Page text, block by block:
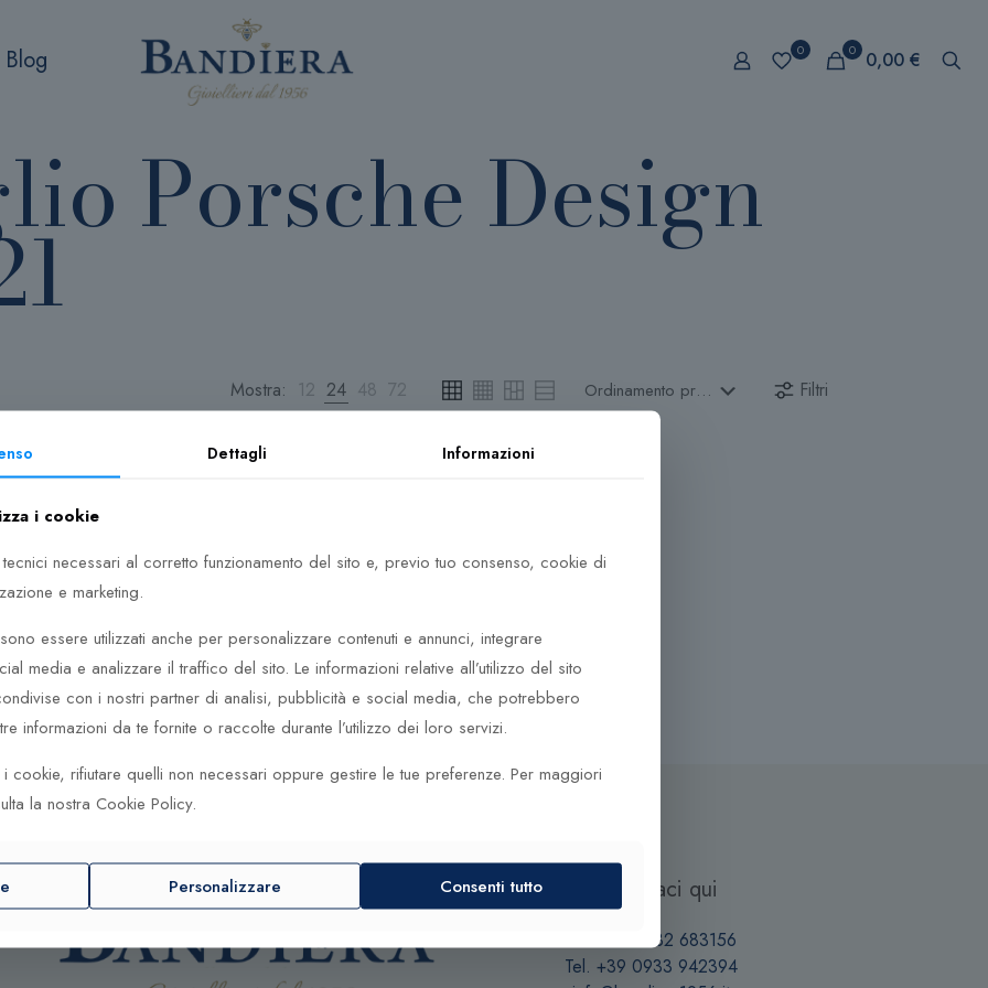
Blog 0 0 0,00 €
Porsche Design
Mostra: 12 24 48 72 Filtri
Contattaci qui
Tel. +39 0932 683156
Tel. +39 0933 942394
Dettagli Informazioni
i cookie
necessari al corretto funzionamento del sito e, previo tuo consenso, cookie di
e marketing.
essere utilizzati anche per personalizzare contenuti e annunci, integrare
media e analizzare il traffico del sito. Le informazioni relative all’utilizzo del sito
con i nostri partner di analisi, pubblicità e social media, che potrebbero
informazioni da te fornite o raccolte durante l’utilizzo dei loro servizi.
i cookie, rifiutare quelli non necessari oppure gestire le tue preferenze. Per maggiori
la nostra Cookie Policy.
Personalizzare Consenti tutto